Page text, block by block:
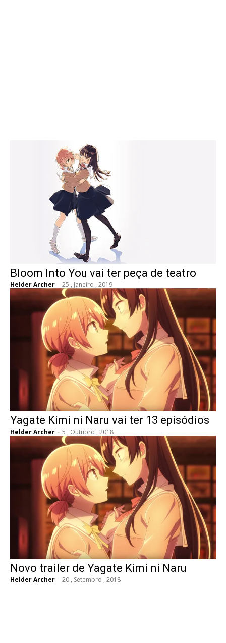
Bloom Into You vai ter peça de teatro
Helder Archer - 25 , Janeiro , 2019
Yagate Kimi ni Naru vai ter 13 episódios
Helder Archer - 5 , Outubro , 2018
Novo trailer de Yagate Kimi ni Naru
Helder Archer - 20 , Setembro , 2018